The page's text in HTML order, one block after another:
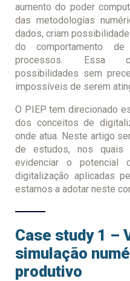
aumento do poder
das metodologias
dados, criam
do comportamento de
processos. Essa
possibilidades sem
impossíveis de serem
O PIEP tem direcionado
dos conceitos de
onde atua. Neste artigo
de estudos, nos quais
evidenciar o potencial
digitalização aplicadas
estamos a adotar neste
Case study 1 –
simulação
produtivo